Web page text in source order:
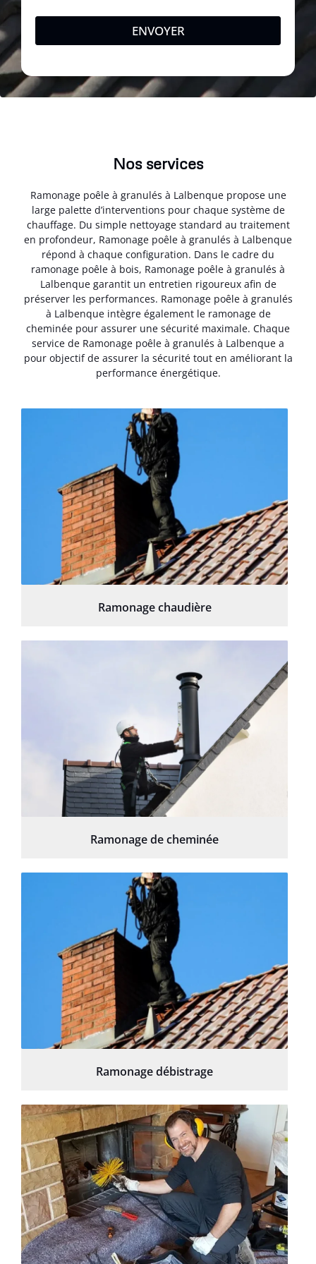
ENVOYER
Nos services
Ramonage poêle à granulés à Lalbenque propose une
large palette d’interventions pour chaque système de
chauffage. Du simple nettoyage standard au traitement
en profondeur, Ramonage poêle à granulés à Lalbenque
répond à chaque configuration. Dans le cadre du
ramonage poêle à bois, Ramonage poêle à granulés à
Lalbenque garantit un entretien rigoureux afin de
préserver les performances. Ramonage poêle à granulés
à Lalbenque intègre également le ramonage de
cheminée pour assurer une sécurité maximale. Chaque
service de Ramonage poêle à granulés à Lalbenque a
pour objectif de assurer la sécurité tout en améliorant la
performance énergétique.
Ramonage chaudière
Ramonage de cheminée
Ramonage débistrage